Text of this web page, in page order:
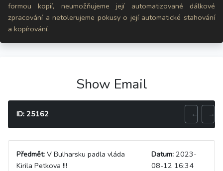
formou kopií, neumožňujeme její automatizované dálkové
zpracování a netolerujeme pokusy o její automatické stahování
a kopírování.
Show Email
ID: 25162 ← →
Předmět: V Bulharsku padla vláda
Kirila Petkova !!!
Datum:2023-
08-12 16:34